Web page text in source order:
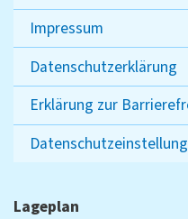
Impressum
Datenschutzerklärung
Erklärung zur
Lageplan